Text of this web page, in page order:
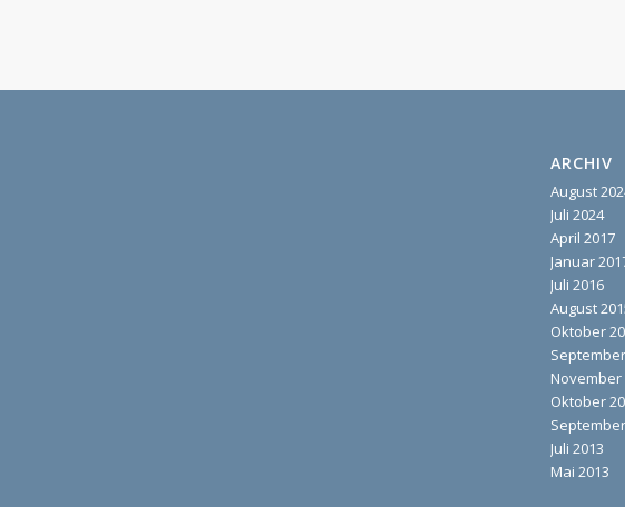
ARCHIV
August
Juli 2024
April 2017
Januar
Juli 2016
August
Oktober
November
Oktober
Juli 2013
Mai 2013